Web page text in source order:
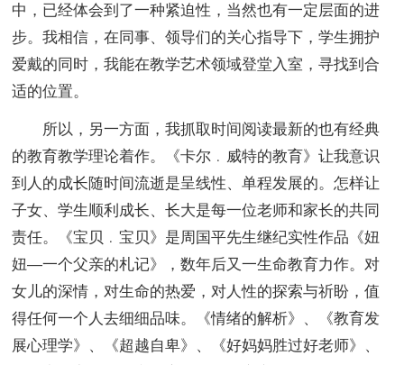
中，已经体会到了一种紧迫性，当然也有一定层面的进
步。我相信，在同事、领导们的关心指导下，学生拥护
爱戴的同时，我能在教学艺术领域登堂入室，寻找到合
适的位置。
所以，另一方面，我抓取时间阅读最新的也有经典
的教育教学理论着作。《卡尔﹒威特的教育》让我意识
到人的成长随时间流逝是呈线性、单程发展的。怎样让
子女、学生顺利成长、长大是每一位老师和家长的共同
责任。《宝贝﹒宝贝》是周国平先生继纪实性作品《妞
妞—一个父亲的札记》，数年后又一生命教育力作。对
女儿的深情，对生命的热爱，对人性的探索与祈盼，值
得任何一个人去细细品味。《情绪的解析》、《教育发
展心理学》、《超越自卑》、《好妈妈胜过好老师》、